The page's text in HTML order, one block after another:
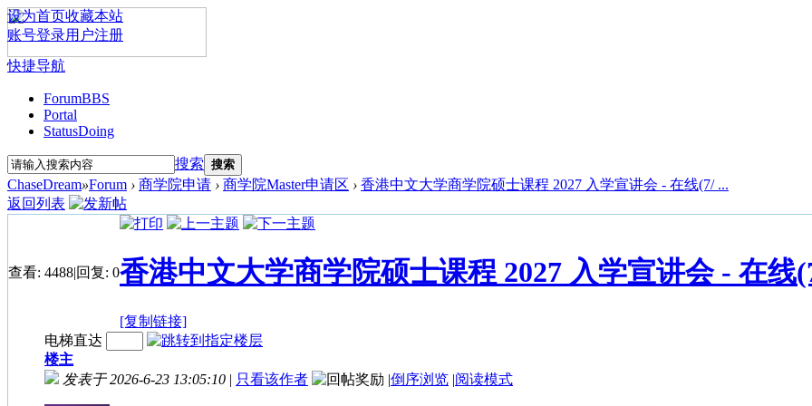
设为首页收藏本站
账号登录用户注册
快捷导航
ForumBBS
Portal
StatusDoing
搜索 搜索
ChaseDream»Forum › 商学院申请 › 商学院Master申请区 › 香港中文大学商学院硕士课程 2027 入学宣讲会 - 在线(7/ ...
返回列表
查看: 4488|回复: 0香港中文大学商学院硕士课程 2027 入学宣讲会 - 在线
[复制链接]
电梯直达
楼主
发表于 2026-6-23 13:05:10 | 只看该作者 |倒序浏览 |阅读模式